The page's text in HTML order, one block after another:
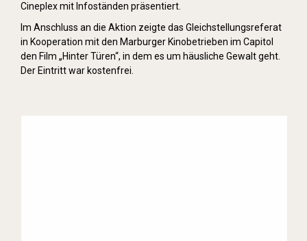
Cineplex mit Infoständen präsentiert.
Im Anschluss an die Aktion zeigte das Gleichstellungsreferat
in Kooperation mit den Marburger Kinobetrieben im Capitol
den Film „Hinter Türen“, in dem es um häusliche Gewalt geht.
Der Eintritt war kostenfrei.